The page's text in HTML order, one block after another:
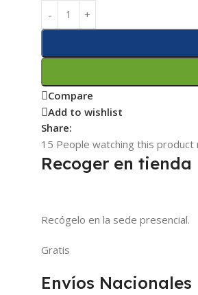
Compare
Add to wishlist
Share:
15 People watching this product
Recoger en tienda
Recógelo en la sede presencial.
Gratis
Envíos Nacionales